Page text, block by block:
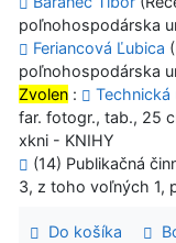
poľnohospodárska
Feriancová Ľubica
poľnohospodárska
Zvolen : Technická
far. fotogr., tab., 25
xkni - KNIHY
(14) Publikačná
3, z toho voľných 1,
Do košíka